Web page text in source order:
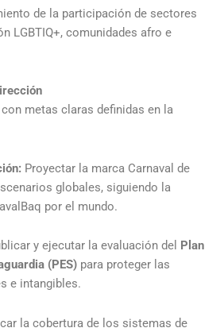
de la participación de sectores
LGBTIQ+, comunidades afro e
metas claras definidas en la
Proyectar la marca Carnaval de
globales, siguiendo la
por el mundo.
y ejecutar la evaluación del
Plan
(PES)para proteger las
e intangibles.
la cobertura de los sistemas de